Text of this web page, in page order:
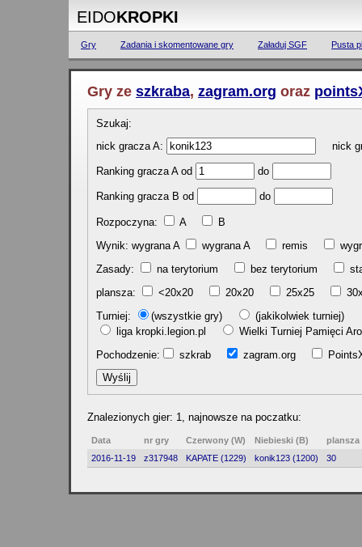
EIDOKROPKI
Gry Zadania i skomentowane gry Załaduj SGF Pusta
Gry ze szkraba, zagram.org oraz
Szukaj:
nick gracza A:
nick
Ranking gracza A od do
Ranking gracza B od do
Rozpoczyna: A
B
Wynik: wygrana A
wygrana A remis
Zasady:
na terytorium bez terytorium
plansza:
<20x20 20x20 25x25
Turniej:
(wszystkie gry)
(jakikolwiek turniej)
liga kropki.legion.pl
Wielki Turniej Pamięci
Pochodzenie:
szkrab zagram.org
Znalezionych gier: 1, najnowsze na poczatku:
Data nr gry Czerwony (W) Niebieski (B)
plansza
2016-11-19
z317948 KAPATE (1229) konik123 (1200) 30